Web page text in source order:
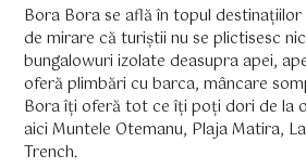
Bora Bora se află în topul
de mirare că turiștii nu se plictisesc
bungalowuri izolate deasupra apei,
oferă plimbări cu barca, mâncare
Bora îți oferă tot ce îți poți dori de la
aici Muntele Otemanu, Plaja Matira,
Trench.